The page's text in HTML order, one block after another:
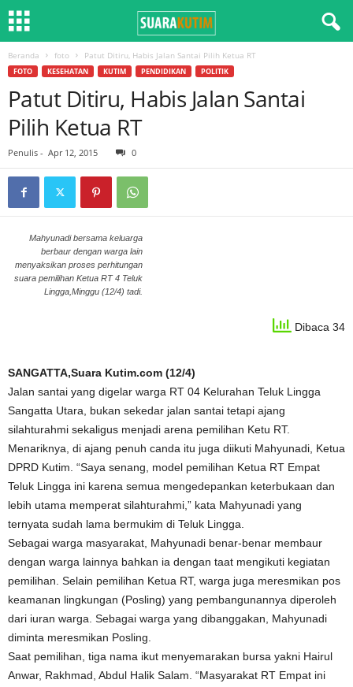
Beranda foto Patut Ditiru, Habis Jalan Santai Pilih Ketua RT
FOTO KESEHATAN KUTIM PENDIDIKAN POLITIK
Patut Ditiru, Habis Jalan Santai
Pilih Ketua RT
Penulis - Apr 12, 2015 0
Mahyunadi bersama keluarga
berbaur dengan warga lain
menyaksikan proses perhitungan
suara pemilihan Ketua RT 4 Teluk
Lingga,Minggu (12/4) tadi.
Dibaca 34
SANGATTA,Suara Kutim.com (12/4)
Jalan santai yang digelar warga RT 04 Kelurahan Teluk Lingga
Sangatta Utara, bukan sekedar jalan santai tetapi ajang
silahturahmi sekaligus menjadi arena pemilihan Ketu RT.
Menariknya, di ajang penuh canda itu juga diikuti Mahyunadi, Ketua
DPRD Kutim. “Saya senang, model pemilihan Ketua RT Empat
Teluk Lingga ini karena semua mengedepankan keterbukaan dan
lebih utama memperat silahturahmi,” kata Mahyunadi yang
ternyata sudah lama bermukim di Teluk Lingga.
Sebagai warga masyarakat, Mahyunadi benar-benar membaur
dengan warga lainnya bahkan ia dengan taat mengikuti kegiatan
pemilihan. Selain pemilihan Ketua RT, warga juga meresmikan pos
keamanan lingkungan (Posling) yang pembangunannya diperoleh
dari iuran warga. Sebagai warga yang dibanggakan, Mahyunadi
diminta meresmikan Posling.
Saat pemilihan, tiga nama ikut menyemarakan bursa yakni Hairul
Anwar, Rakhmad, Abdul Halik Salam. “Masyarakat RT Empat ini